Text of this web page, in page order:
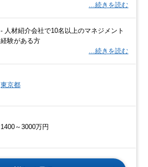
…続きを読む
- 人材紹介会社で10名以上のマネジメント
経験がある方
…続きを読む
東京都
1400～3000万円